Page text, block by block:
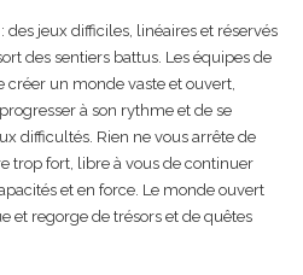
des jeux difficiles, linéaires et réservés
des sentiers battus. Les équipes de
créer un monde vaste et ouvert,
à son rythme et de se
difficultés. Rien ne vous arrête de
trop fort, libre à vous de continuer
et en force. Le monde ouvert
et regorge de trésors et de quêtes